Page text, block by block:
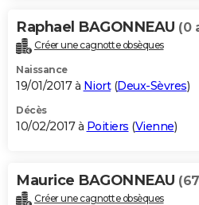
Raphael BAGONNEAU (0
Créer une cagnotte obsèques
Naissance
19/01/2017 à Niort(Deux-Sèvres)
Décès
10/02/2017 à Poitiers (Vienne)
Maurice BAGONNEAU
Créer une cagnotte obsèques